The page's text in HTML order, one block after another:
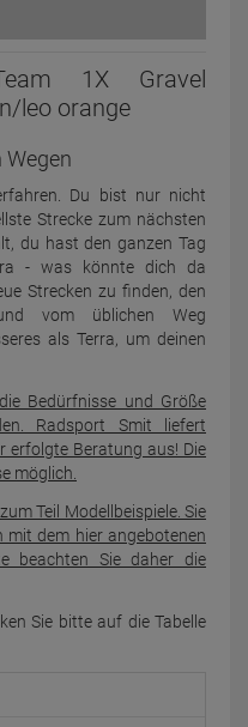
1X Gravel
leo orange
Du bist nur nicht
Strecke zum nächsten
du hast den ganzen Tag
- was könnte dich da
Strecken zu finden, den
vom üblichen Weg
als Terra, um deinen
Bedürfnisse und Größe
Radsport Smit liefert
erfolgte Beratung aus! Die
möglich.
Teil Modellbeispiele. Sie
mit dem hier angebotenen
beachten Sie daher die
Sie bitte auf die Tabelle